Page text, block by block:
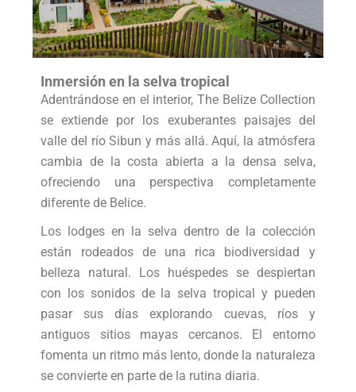
Inmersión en la selva tropical
Adentrándose en el interior, The Belize Collection
se extiende por los exuberantes paisajes del
valle del río Sibun y más allá. Aquí, la atmósfera
cambia de la costa abierta a la densa selva,
ofreciendo una perspectiva completamente
diferente de Belice.
Los lodges en la selva dentro de la colección
están rodeados de una rica biodiversidad y
belleza natural. Los huéspedes se despiertan
con los sonidos de la selva tropical y pueden
pasar sus días explorando cuevas, ríos y
antiguos sitios mayas cercanos. El entorno
fomenta un ritmo más lento, donde la naturaleza
se convierte en parte de la rutina diaria.